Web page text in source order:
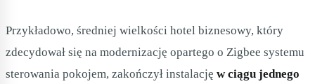
Przykładowo, średniej wielkości hotel biznesowy, który
zdecydował się na modernizację opartego o Zigbee systemu
sterowania pokojem, zakończył instalację w ciągu jednego